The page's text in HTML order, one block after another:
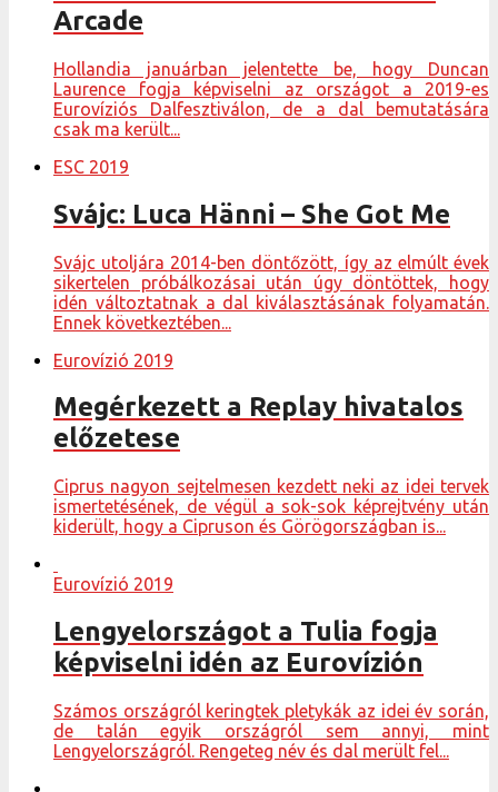
Arcade
Hollandia januárban jelentette be, hogy Duncan
Laurence fogja képviselni az országot a 2019-es
Eurovíziós Dalfesztiválon, de a dal bemutatására
csak ma került...
ESC 2019
Svájc: Luca Hänni – She Got Me
Svájc utoljára 2014-ben döntőzött, így az elmúlt évek
sikertelen próbálkozásai után úgy döntöttek, hogy
idén változtatnak a dal kiválasztásának folyamatán.
Ennek következtében...
Eurovízió 2019
Megérkezett a Replay hivatalos
előzetese
Ciprus nagyon sejtelmesen kezdett neki az idei tervek
ismertetésének, de végül a sok-sok képrejtvény után
kiderült, hogy a Cipruson és Görögországban is...
Eurovízió 2019
Lengyelországot a Tulia fogja
képviselni idén az Eurovízión
Számos országról keringtek pletykák az idei év során,
de talán egyik országról sem annyi, mint
Lengyelországról. Rengeteg név és dal merült fel...